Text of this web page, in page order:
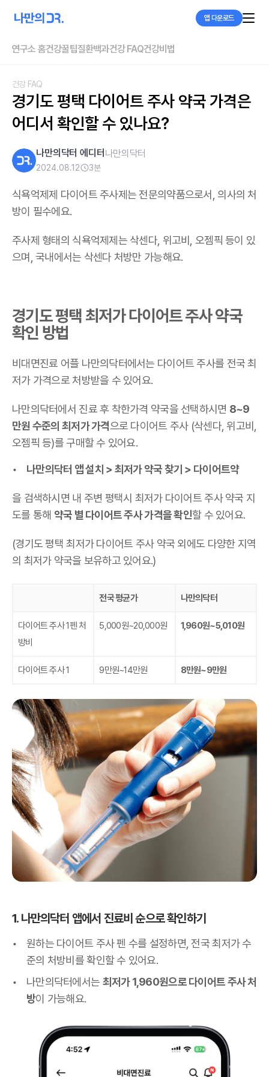
앱 다운로드
연구소 홈건강꿀팁질환백과건강 FAQ건강비법
건강 FAQ
경기도 평택 다이어트 주사 약국 가격은
어디서 확인할 수 있나요?
나만의닥터 에디터 나만의닥터
2024.08.12 3분
식욕억제제 다이어트 주사제는 전문의약품으로서, 의사의 처
방이 필수에요.
주사제 형태의 식욕억제제는 삭센다, 위고비, 오젬픽 등이 있
으며,국내에서는 삭센다 처방만 가능해요.
경기도 평택 최저가 다이어트 주사 약국
확인 방법
비대면진료 어플 나만의닥터에서는 다이어트 주사를 전국 최
저가 가격으로 처방받을 수 있어요.
나만의닥터에서 진료 후 착한가격 약국을 선택하시면 8~9
만원 수준의 최저가 가격으로 다이어트 주사 (삭센다, 위고비,
오젬픽 등)를 구매할 수 있어요.
나만의닥터 앱 설치 > 최저가 약국 찾기 > 다이어트약
을 검색하시면 내 주변 평택시 최저가 다이어트 주사 약국 지
도를 통해 약국 별 다이어트 주사 가격을 확인할 수 있어요.
(경기도 평택 최저가 다이어트 주사 약국 외에도 다양한 지역
의 최저가 약국을 보유하고 있어요.)
전국 평균가 나만의닥터
다이어트 주사 1펜 처
방비
5,000원~20,000원 1,960원~5,010원
다이어트 주사 1 9만원~14만원 8만원~9만원
1. 나만의닥터 앱에서 진료비 순으로 확인하기
원하는 다이어트 주사 펜 수를 설정하면, 전국 최저가 수
준의 처방비를 확인할 수 있어요.
나만의닥터에서는 최저가 1,960원으로 다이어트 주사 처
방이 가능해요.